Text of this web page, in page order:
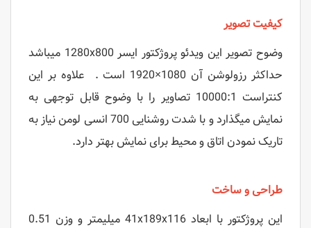
کیفیت تصویر
وضوح تصویر این ویدئو پروژکتور ایسر 1280x800 میباشد
حداکثر رزولوشن آن 1080×1920 است . علاوه بر این
کنتراست 10000:1 تصاویر را با وضوح قابل توجهی به
نمایش میگذارد و با شدت روشنایی 700 انسی لومن نیاز به
تاریک نمودن اتاق و محیط برای نمایش بهتر دارد.
طراحی و ساخت
این پروژکتور با ابعاد 41x189x116 میلیمتر و وزن 0.51